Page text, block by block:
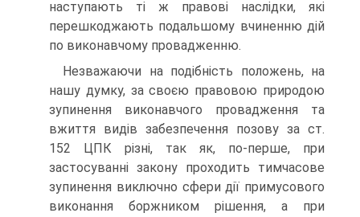
наступають ті ж правові наслідки, які
перешкоджають подальшому вчиненню дій
по виконавчому провадженню.
Незважаючи на подібність положень, на
нашу думку, за своєю правовою природою
зупинення виконавчого провадження та
вжиття видів забезпечення позову за ст.
152 ЦПК різні, так як, по-перше, при
застосуванні закону проходить тимчасове
зупинення виключно сфери дії примусового
виконання боржником рішення, а при